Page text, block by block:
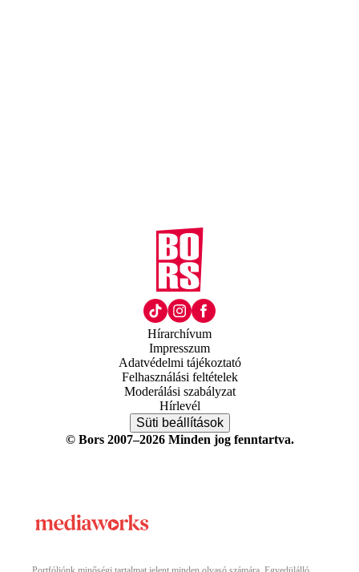
Hírarchívum
Impresszum
Adatvédelmi tájékoztató
Felhasználási feltételek
Moderálási szabályzat
Hírlevél
Süti beállítások
© Bors 2007–2026 Minden jog fenntartva.